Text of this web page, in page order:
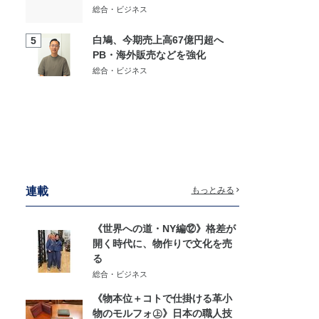
総合・ビジネス
5
白鳩、今期売上高67億円超へ
PB・海外販売などを強化
総合・ビジネス
連載 もっとみる
《世界への道・NY編⑫》格差が
開く時代に、物作りで文化を売
る
総合・ビジネス
《物本位＋コトで仕掛ける革小
物のモルフォ㊤》日本の職人技